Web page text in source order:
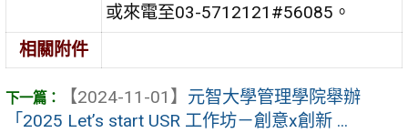
或來電至03-5712121#56085。
相關附件
【2024-11-01】 元智大學管理學院舉辦
「2025 Let’s start USR 工作坊－創意x創新 ...